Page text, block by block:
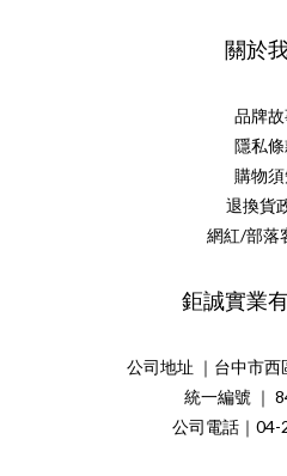
關於
品牌
隱私條
購物須
退換貨
網紅/部落
鉅誠實業
公司地址 ｜台中市
統一編號 ｜
公司電話｜04-